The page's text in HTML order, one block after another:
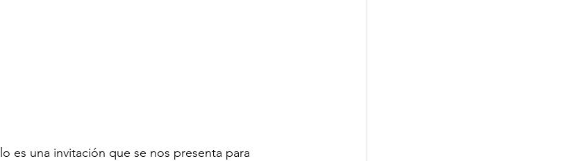
es una invitación que se nos presenta para